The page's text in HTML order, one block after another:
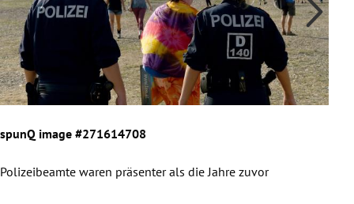
spunQ image #271614708
Polizeibeamte waren präsenter als die Jahre zuvor